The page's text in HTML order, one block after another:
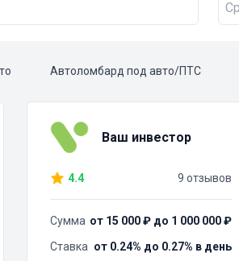
Автоломбард под авто/ПТС
Ваш инвестор
4.4 9 отзывов
Сумма от 15 000 ₽ до 1 000 000 ₽
Ставка от 0.24% до 0.27% в день